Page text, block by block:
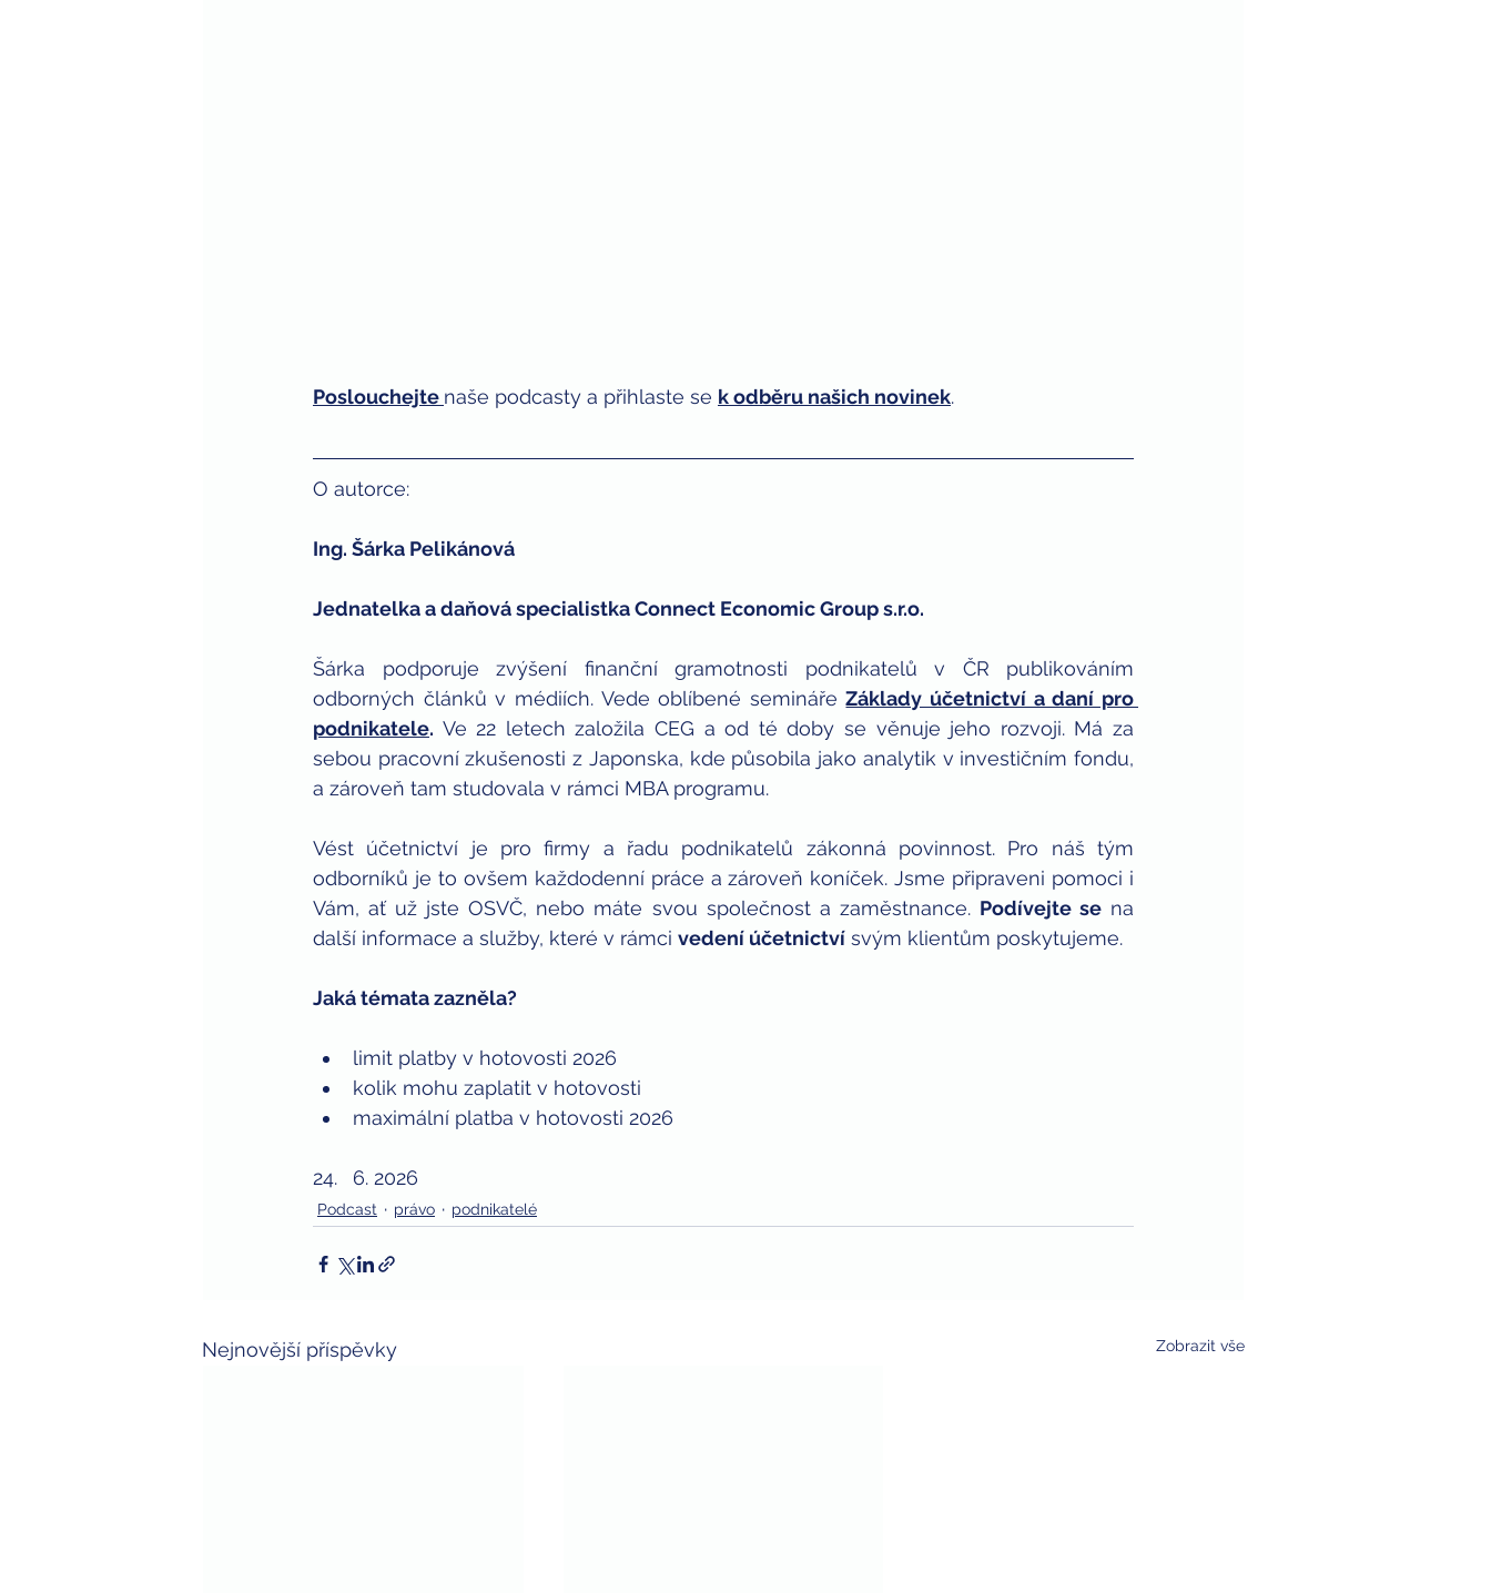
Poslouchejte naše podcasty a přihlaste se k odběru našich novinek.
O autorce:
Ing. Šárka Pelikánová
Jednatelka a daňová specialistka Connect Economic Group s.r.o.
Šárka podporuje zvýšení finanční gramotnosti podnikatelů v ČR publikováním
odborných článků v médiích. Vede oblíbené semináře Základy účetnictví a daní pro
podnikatele. Ve 22 letech založila CEG a od té doby se věnuje jeho rozvoji. Má za
sebou pracovní zkušenosti z Japonska, kde působila jako analytik v investičním fondu,
a zároveň tam studovala v rámci MBA programu.
Vést účetnictví je pro firmy a řadu podnikatelů zákonná povinnost. Pro náš tým
odborníků je to ovšem každodenní práce a zároveň koníček. Jsme připraveni pomoci i
Vám, ať už jste OSVČ, nebo máte svou společnost a zaměstnance. Podívejte se na
další informace a služby, které v rámci vedení účetnictví svým klientům poskytujeme.
Jaká témata zazněla?
limit platby v hotovosti 2026
kolik mohu zaplatit v hotovosti
maximální platba v hotovosti 2026
6. 2026
Podcast právo podnikatelé
Nejnovější příspěvky Zobrazit vše